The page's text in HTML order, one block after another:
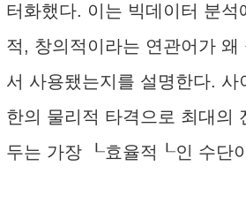
터화했다. 이는 빅데이터 분석
적, 창의적이라는 연관어가 왜
서 사용됐는지를 설명한다. 사
한의 물리적 타격으로 최대의
두는 가장 ┖효율적┖인 수단